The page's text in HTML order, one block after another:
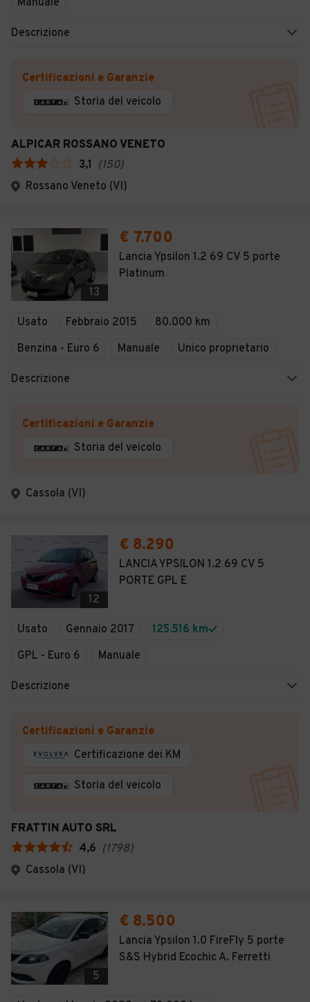
Manuale
Descrizione
Certificazioni e Garanzie
Storia del veicolo
ALPICAR ROSSANO VENETO
3,1 (150)
Rossano Veneto (VI)
13
€ 7.700
Lancia Ypsilon 1.2 69 CV 5 porte
Platinum
Usato Febbraio 2015
80.000 km
Benzina - Euro 6
Manuale Unico proprietario
Descrizione
Certificazioni e Garanzie
Storia del veicolo
Cassola (VI)
12
€ 8.290
LANCIA YPSILON 1.2 69 CV 5
PORTE GPL E
Usato Gennaio 2017
125.516 km
GPL - Euro 6
Manuale
Descrizione
Certificazioni e Garanzie
Certificazione dei KM
Storia del veicolo
FRATTIN AUTO SRL
4,6 (1798)
Cassola (VI)
5
€ 8.500
Lancia Ypsilon 1.0 FireFly 5 porte
S&S Hybrid Ecochic A. Ferretti